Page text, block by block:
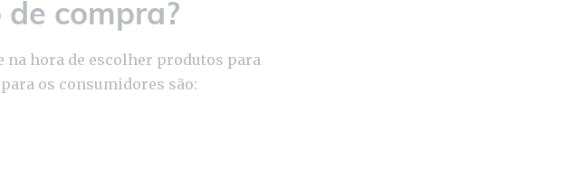
compra?
na hora de escolher produtos para
os consumidores são: